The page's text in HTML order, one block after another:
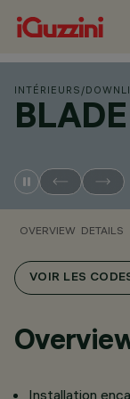
INTÉRIEURS /
OVERVIEW DETAILS
VOIR LES
Installation